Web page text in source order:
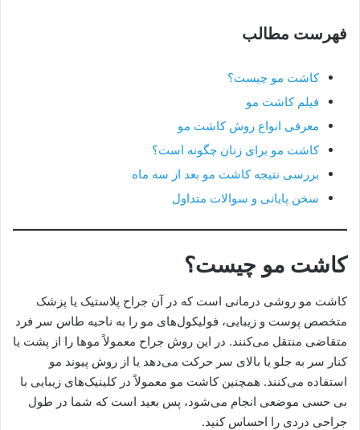
فهرست مطالب
کاشت مو چیست؟
فیلم کاشت مو
معرفی انواع روش کاشت مو
کاشت مو برای زنان چگونه است؟
بررسی نتیجه کاشت مو بعد از سه ماه
سخن پایانی و سوالات متداول
کاشت مو چیست؟
کاشت مو روشی درمانی است که در آن جراح پلاستیک یا پزشک
متخصص پوست و زیبایی، فولیکول‌های مو را به ناحیه طاس سر فرد
متقاضی منتقل می‌کنند. در این روش جراح معمولاً موها را از پشت یا
کنار سر به جلو یا بالای سر حرکت می‌دهد یا از روش پیوند مو
استفاده می‌کنند. همچنین کاشت مو معمولاً در کلینیک‌های زیبایی با
بی حسی موضعی انجام می‌شود، پس بعید است که شما در طول
جراحی دردی را احساس کنید.